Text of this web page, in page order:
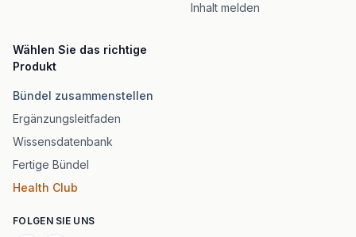
Inhalt melden
Wählen Sie das richtige
Produkt
Bündel zusammenstellen
Ergänzungsleitfaden
Wissensdatenbank
Fertige Bündel
Health Club
FOLGEN SIE UNS